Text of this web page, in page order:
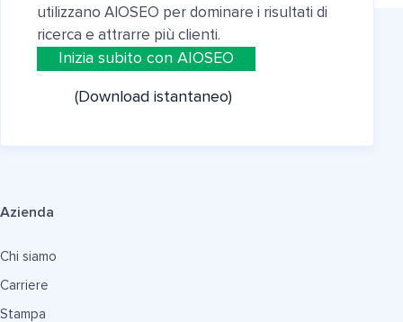
utilizzano AIOSEO per dominare i risultati di
ricerca e attrarre più clienti.
Inizia subito con AIOSEO
(Download istantaneo)
Azienda
Chi siamo
Carriere
Stampa